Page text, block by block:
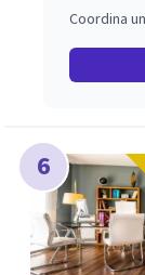
Coordina
6